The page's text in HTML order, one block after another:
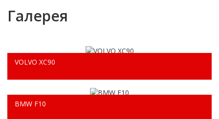
Галерея
VOLVO XC90
BMW F10